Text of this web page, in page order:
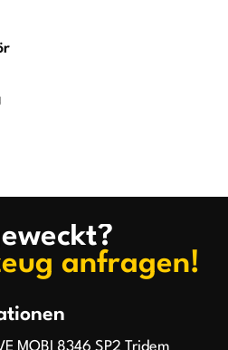
anfragen!
MOBI 8346 SP2 Tridem